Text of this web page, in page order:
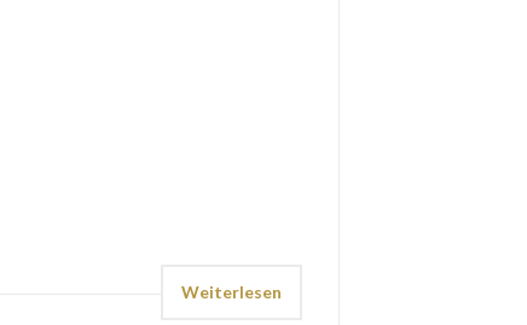
Weiterlesen